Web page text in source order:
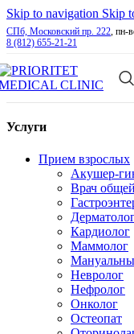
Skip to navigation Skip
СПб, Московский пр. 222, пн-
8 (812) 655-21-21
Услуги
Прием взрослых
Акушер-
Врач
Кардиолог
Маммолог
Невролог
Нефролог
Онколог
Остеопат